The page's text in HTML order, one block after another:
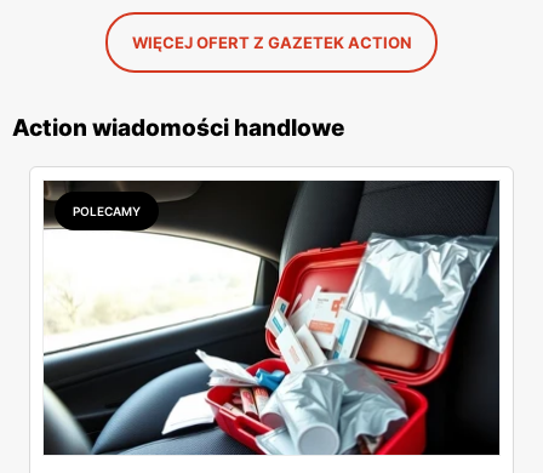
WIĘCEJ OFERT Z GAZETEK ACTION
Action wiadomości handlowe
POLECAMY